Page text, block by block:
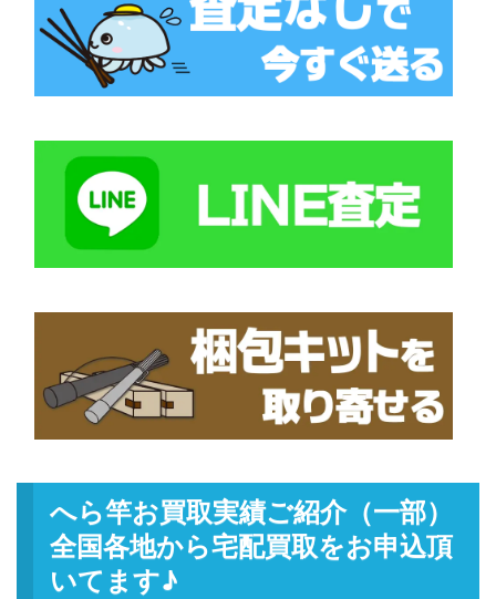
へら竿お買取実績ご紹介（一部）
全国各地から宅配買取をお申込頂
いてます♪